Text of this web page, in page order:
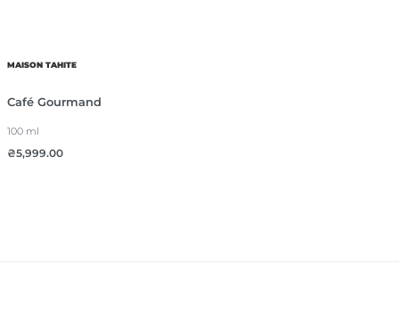
MAISON TAHITE
Café Gourmand
100 ml
₴5,999.00